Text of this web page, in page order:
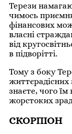
Терези
чимось
фінансових
власні
від
в підворітті.
Тому з боку
життєрадісних
знаєте, чого
жорстоких
СКОРПІОН